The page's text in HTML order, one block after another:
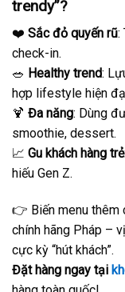
trendy”?
❤️ Sắc đỏ quyến rũ:
check-in.
🥗 Healthy trend:
hợp lifestyle hiện
🍹 Đa năng: Dùng
smoothie, dessert.
📈 Gu khách hàng trẻ
hiếu Gen Z.
👉 Biến menu thêm
chính hãng Pháp –
cực kỳ “hút khách”.
Đặt hàng ngay tại